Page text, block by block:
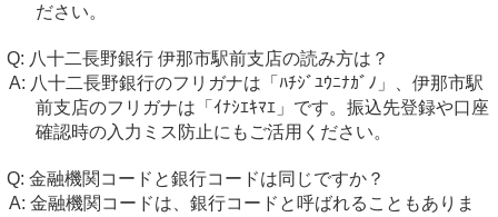
ださい。
八十二長野銀行 伊那市駅前支店の読み方は？
八十二長野銀行のフリガナは「ﾊﾁｼﾞﾕｳﾆﾅｶﾞﾉ」、伊那市駅
前支店のフリガナは「ｲﾅｼｴｷﾏｴ」です。振込先登録や口座
確認時の入力ミス防止にもご活用ください。
金融機関コードと銀行コードは同じですか？
金融機関コードは、銀行コードと呼ばれることもありま